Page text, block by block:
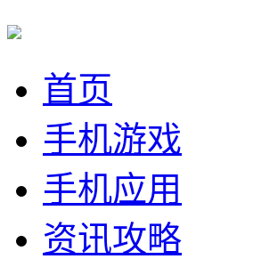
首页
手机游戏
手机应用
资讯攻略